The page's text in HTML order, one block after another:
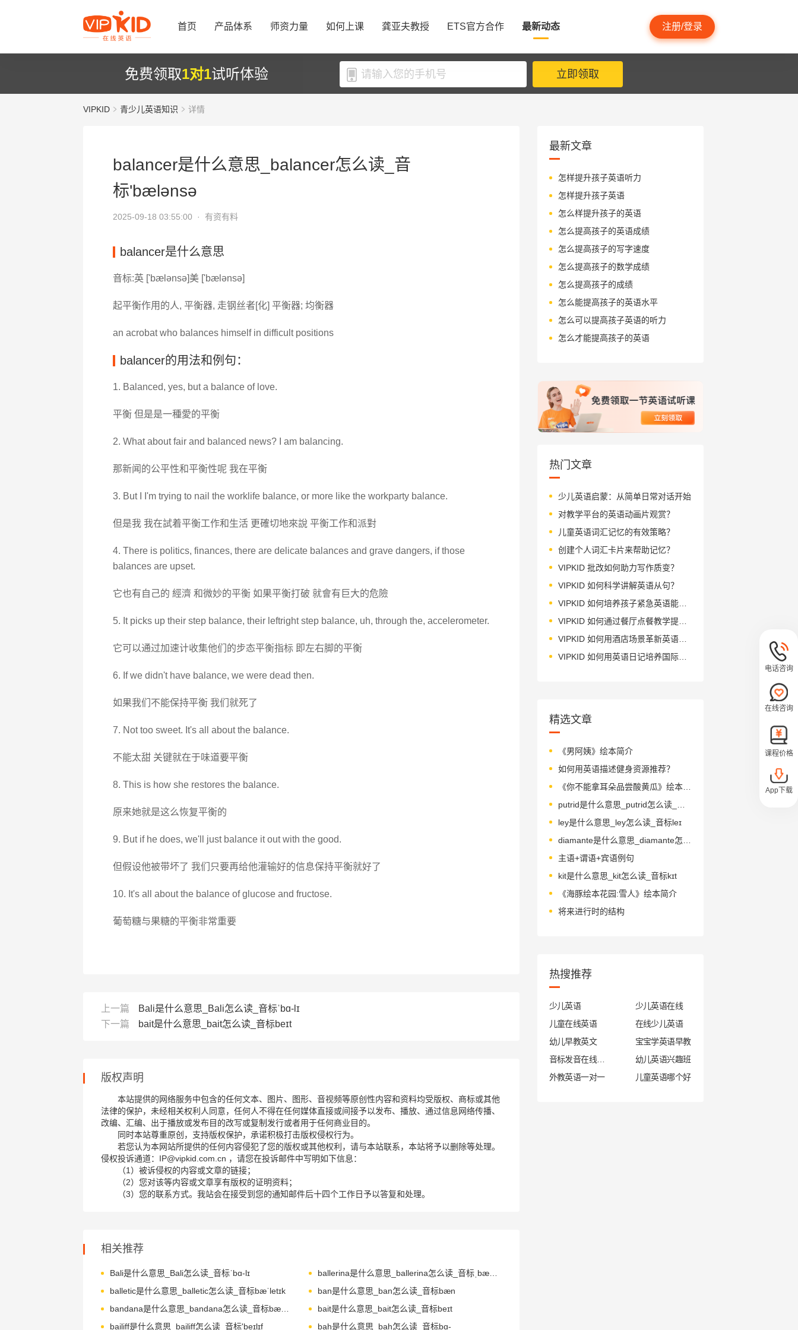
首页 产品体系 师资力量 如何上课 龚亚夫教授 ETS官方合作 最新动态 注册/登录
免费领取1对1试听体验 立即领取
VIPKID 青少儿英语知识 详情
balancer是什么意思_balancer怎么读_音
标'bælənsə
2025-09-18 03:55:00 · 有资有料
balancer是什么意思
音标:英 ['bælənsə]美 ['bælənsə]
起平衡作用的人, 平衡器, 走钢丝者[化] 平衡器; 均衡器
an acrobat who balances himself in difficult positions
balancer的用法和例句：
1. Balanced, yes, but a balance of love.
平衡 但是是一種愛的平衡
2. What about fair and balanced news? I am balancing.
那新闻的公平性和平衡性呢 我在平衡
3. But I I'm trying to nail the worklife balance, or more like the workparty balance.
但是我 我在試着平衡工作和生活 更確切地來說 平衡工作和派對
4. There is politics, finances, there are delicate balances and grave dangers, if those
balances are upset.
它也有自己的 經濟 和微妙的平衡 如果平衡打破 就會有巨大的危險
5. It picks up their step balance, their leftright step balance, uh, through the, accelerometer.
它可以通过加速计收集他们的步态平衡指标 即左右脚的平衡
6. If we didn't have balance, we were dead then.
如果我们不能保持平衡 我们就死了
7. Not too sweet. It's all about the balance.
不能太甜 关键就在于味道要平衡
8. This is how she restores the balance.
原来她就是这么恢复平衡的
9. But if he does, we'll just balance it out with the good.
但假设他被带坏了 我们只要再给他灌输好的信息保持平衡就好了
10. It's all about the balance of glucose and fructose.
葡萄糖与果糖的平衡非常重要
上一篇
Bali是什么意思_Bali怎么读_音标ˈbɑ-lɪ
下一篇
bait是什么意思_bait怎么读_音标beɪt
版权声明
本站提供的网络服务中包含的任何文本、图片、图形、音视频等原创性内容和资料均受版权、商标或其他
法律的保护，未经相关权利人同意，任何人不得在任何媒体直接或间接予以发布、播放、通过信息网络传播、
改编、汇编、出于播放或发布目的改写或复制发行或者用于任何商业目的。
同时本站尊重原创，支持版权保护，承诺积极打击版权侵权行为。
若您认为本网站所提供的任何内容侵犯了您的版权或其他权利，请与本站联系，本站将予以删除等处理。
侵权投诉通道：IP@vipkid.com.cn ，请您在投诉邮件中写明如下信息：
（1）被诉侵权的内容或文章的链接；
（2）您对该等内容或文章享有版权的证明资料；
（3）您的联系方式。我站会在接受到您的通知邮件后十四个工作日予以答复和处理。
相关推荐
Bali是什么意思_Bali怎么读_音标ˈbɑ-lɪ
ballerina是什么意思_ballerina怎么读_音标ˌbæləˈri-nə
balletic是什么意思_balletic怎么读_音标bæˈletɪk
ban是什么意思_ban怎么读_音标bæn
bandana是什么意思_bandana怎么读_音标bæn'dænə
bait是什么意思_bait怎么读_音标beɪt
bailiff是什么意思_bailiff怎么读_音标'beɪlɪf
bah是什么意思_bah怎么读_音标bɑ-
最新文章
怎样提升孩子英语听力
怎样提升孩子英语
怎么样提升孩子的英语
怎么提高孩子的英语成绩
怎么提高孩子的写字速度
怎么提高孩子的数学成绩
怎么提高孩子的成绩
怎么能提高孩子的英语水平
怎么可以提高孩子英语的听力
怎么才能提高孩子的英语
热门文章
少儿英语启蒙：从简单日常对话开始
对教学平台的英语动画片观赏？
儿童英语词汇记忆的有效策略？
创建个人词汇卡片来帮助记忆？
VIPKID 批改如何助力写作质变？
VIPKID 如何科学讲解英语从句？
VIPKID 如何培养孩子紧急英语能力？
VIPKID 如何通过餐厅点餐教学提升少儿英语应用能力？
VIPKID 如何用酒店场景革新英语教学？
VIPKID 如何用英语日记培养国际化人才？
精选文章
《男阿姨》绘本简介
如何用英语描述健身资源推荐？
《你不能拿耳朵品尝酸黄瓜》绘本简介
ley是什么意思_ley怎么读_音标leɪ
主语+谓语+宾语例句
kit是什么意思_kit怎么读_音标kɪt
《海豚绘本花园:雪人》绘本简介
将来进行时的结构
热搜推荐
少儿英语
少儿英语在线
儿童在线英语
在线少儿英语
幼儿早教英文
宝宝学英语早教
幼儿英语兴趣班
外教英语一对一
儿童英语哪个好
电话咨询
在线咨询
课程价格
App下载